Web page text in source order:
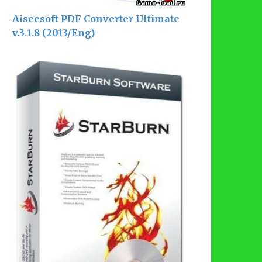
Aiseesoft PDF Converter Ultimate
v.3.1.8 (2013/Eng)